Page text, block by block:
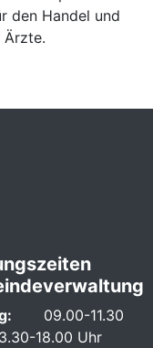
den Handel und
09.00-11.30
18.00 Uhr